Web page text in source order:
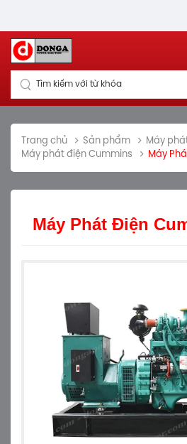
Tìm kiếm với từ khóa
Trang chủ Sản phẩm
Máy
Máy phát điện Cummins
Máy
Máy Phát Điện